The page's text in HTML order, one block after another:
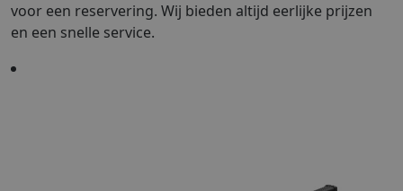
voor een reservering. Wij bieden altijd eerlijke prijzen
en een snelle service.